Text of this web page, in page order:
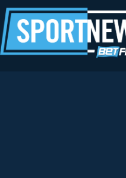
al
contenuto